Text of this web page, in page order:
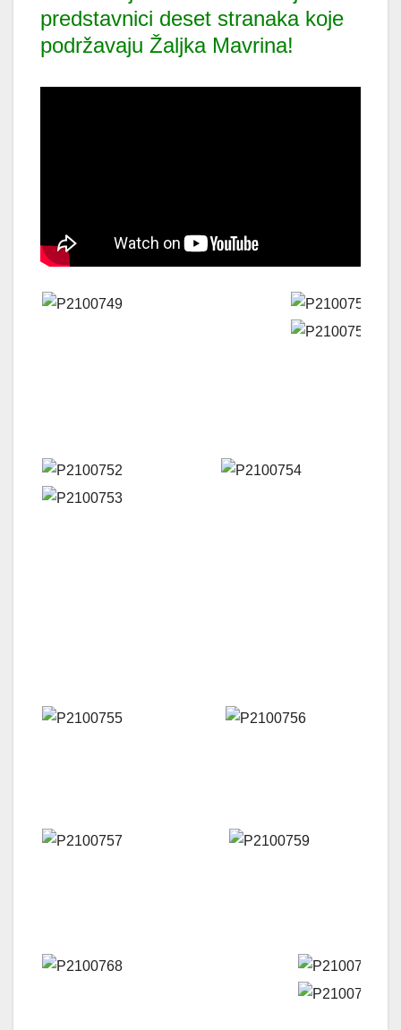
predstavnici deset stranaka koje
podržavaju Žaljka Mavrina!